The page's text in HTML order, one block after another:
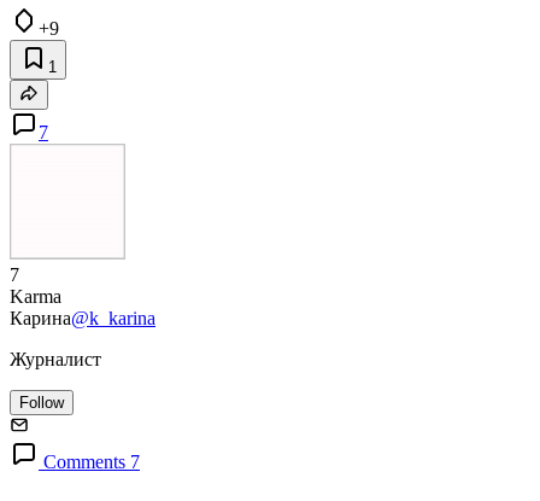
+9
1
7
7
Karma
Карина@k_karina
Журналист
Follow
Comments 7